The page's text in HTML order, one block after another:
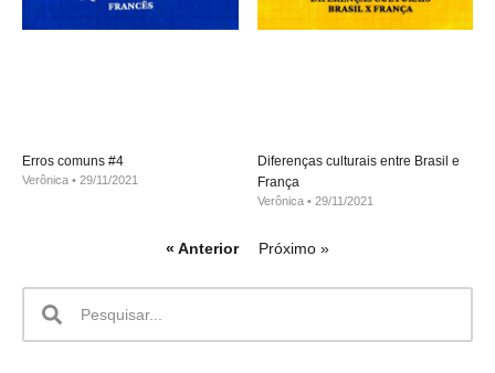
Erros comuns #4
Verônica 29/11/2021
Diferenças culturais entre Brasil e
França
Verônica 29/11/2021
« Anterior Próximo »